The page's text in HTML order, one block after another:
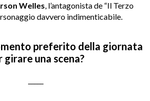
Welles, l’antagonista de “Il Terzo
davvero indimenticabile.
preferito della giornata
girare una scena?